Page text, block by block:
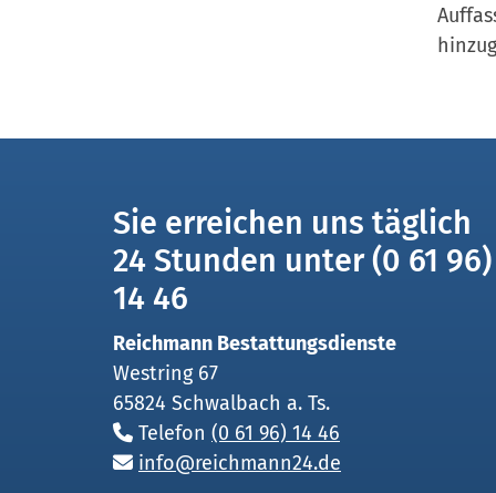
Sie erreichen uns täglich
24 Stunden unter (0 61 96)
14 46
Reichmann Bestattungsdienste
Westring 67
65824 Schwalbach a. Ts.
Telefon (0 61 96) 14 46
info@reichmann24.de